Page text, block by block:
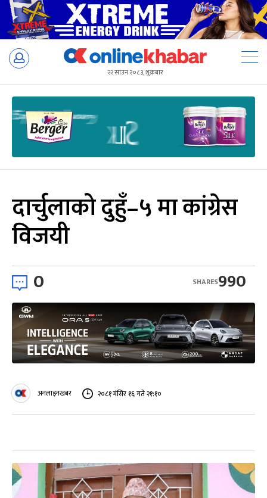
Skip
२२ साउन २०८३, शुक्रबार
दार्चुलाको दुहुँ–५ मा कांग्रेस
विजयी
0 990
SHARES
अनलाइनखबर २०८१ मंसिर १६ गते २१:१०